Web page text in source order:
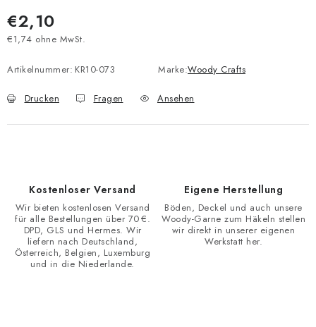
€2,10
€1,74 ohne MwSt.
Artikelnummer: KR10-073 Marke:Woody Crafts
Drucken Fragen Ansehen
Kostenloser Versand
Wir bieten kostenlosen Versand
für alle Bestellungen über 70 €.
DPD, GLS und Hermes. Wir
liefern nach Deutschland,
Österreich, Belgien, Luxemburg
und in die Niederlande.
Eigene Herstellung
Böden, Deckel und auch unsere
Woody-Garne zum Häkeln stellen
wir direkt in unserer eigenen
Werkstatt her.